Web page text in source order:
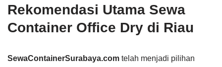
Rekomendasi Utama Sewa
Container Office Dry di Riau
SewaContainerSurabaya.com telah menjadi pilihan